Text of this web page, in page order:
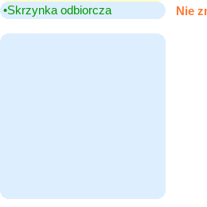
•‎Skrzynka odbiorcza
Nie